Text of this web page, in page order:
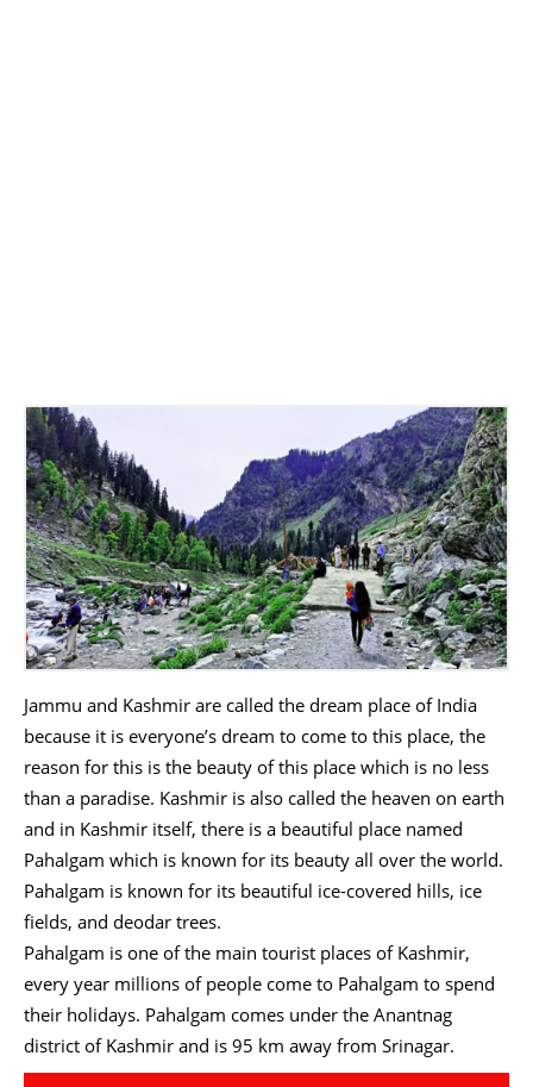
Jammu and Kashmir are called the dream place of India
because it is everyone’s dream to come to this place, the
reason for this is the beauty of this place which is no less
than a paradise. Kashmir is also called the heaven on earth
and in Kashmir itself, there is a beautiful place named
Pahalgam which is known for its beauty all over the world.
Pahalgam is known for its beautiful ice-covered hills, ice
fields, and deodar trees.
Pahalgam is one of the main tourist places of Kashmir,
every year millions of people come to Pahalgam to spend
their holidays. Pahalgam comes under the Anantnag
district of Kashmir and is 95 km away from Srinagar.